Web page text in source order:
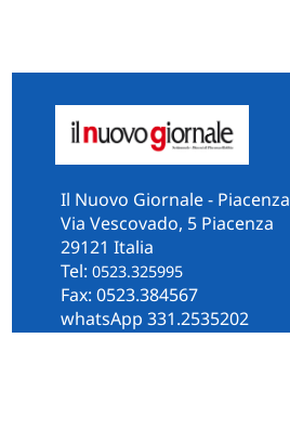
Il Nuovo Giornale - Piacenza
Via Vescovado, 5 Piacenza
29121 Italia
Tel: 0523.325995
Fax: 0523.384567
whatsApp 331.2535202